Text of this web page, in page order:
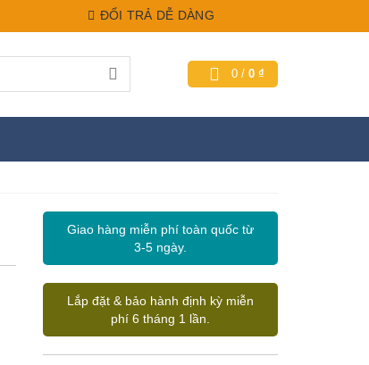
ĐỔI TRẢ DỄ DÀNG
0 / 0 ₫
Giao hàng miễn phí toàn quốc từ
3-5 ngày.
Lắp đặt & bảo hành định kỳ miễn
phí 6 tháng 1 lần.